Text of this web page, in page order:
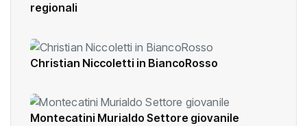
regionali
Christian Niccoletti in BiancoRosso
Montecatini Murialdo Settore giovanile